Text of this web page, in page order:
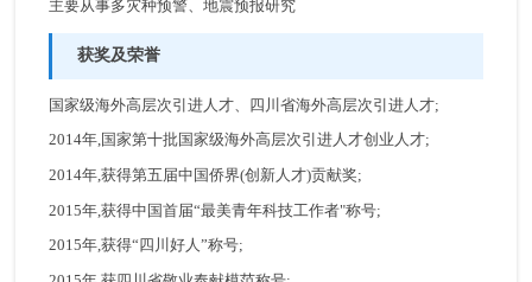
主要从事多灾种预警、地震预报研究
获奖及荣誉
国家级海外高层次引进人才、四川省海外高层次引进人才;
2014年,国家第十批国家级海外高层次引进人才创业人才;
2014年,获得第五届中国侨界(创新人才)贡献奖;
2015年,获得中国首届“最美青年科技工作者"称号;
2015年,获得“四川好人”称号;